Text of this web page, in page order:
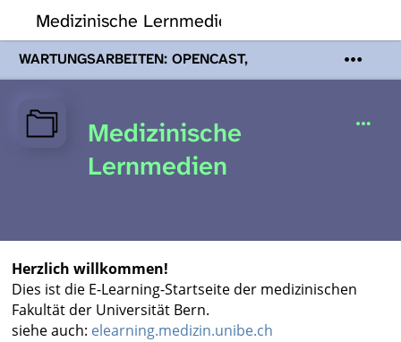
Medizinische Lernmedien
WARTUNGSARBEITEN: OPENCAST,
PODCASTS & TOBIRA
Mi 19. August
Wartungsarbeiten an den Opencast-
Servern werden Ihnen Podcasts,
Opencast-Videos und Tobira nicht zur
Verfügung stehen. Kontakt:
Medizinische
Lernmedien
Herzlich willkommen!
Dies ist die E-Learning-Startseite der medizinischen
Fakultät der Universität Bern.
siehe auch: elearning.medizin.unibe.ch